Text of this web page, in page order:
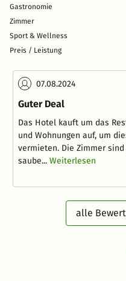
Gastronomie
Zimmer
Sport & Wellness
Preis / Leistung
07.08.2024
Guter Deal
Das Hotel kauft um das
und Wohnungen auf, um
vermieten. Die Zimmer
saube... Weiterlesen
alle